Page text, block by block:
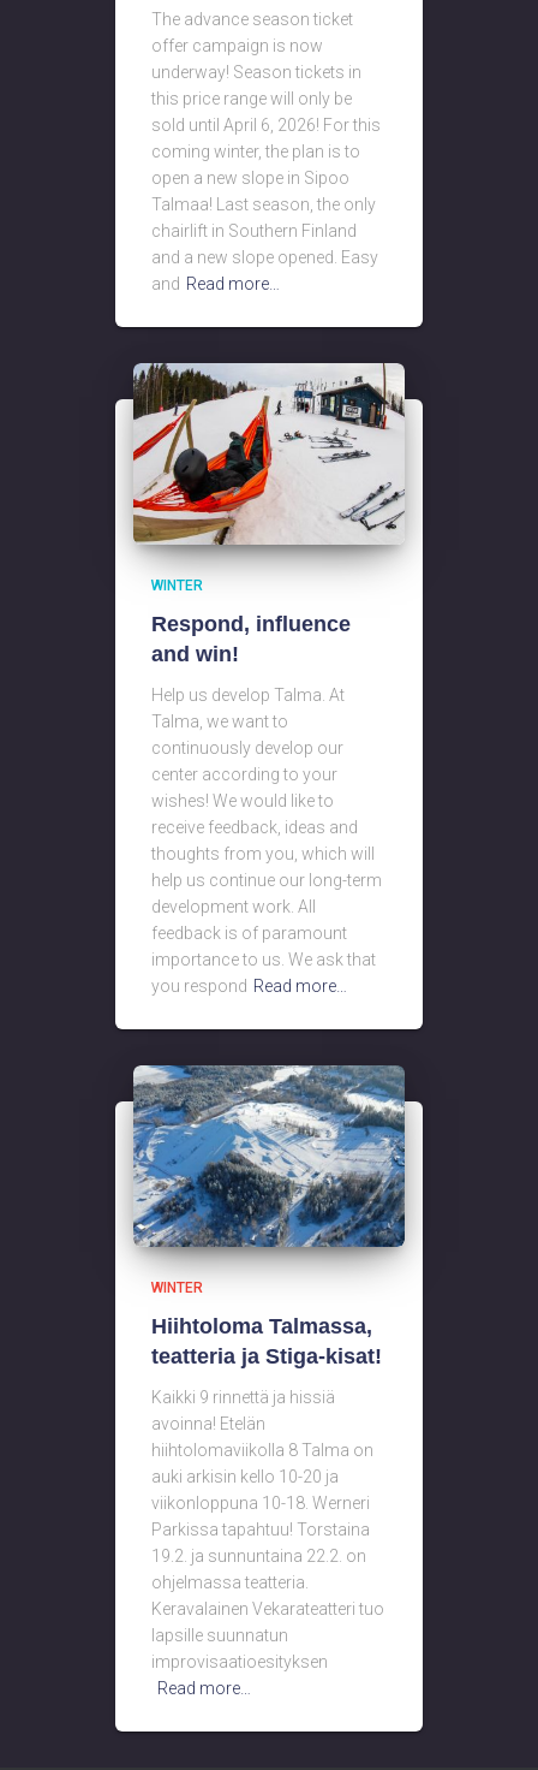
The advance season ticket
offer campaign is now
underway! Season tickets in
this price range will only be
sold until April 6, 2026! For this
coming winter, the plan is to
open a new slope in Sipoo
Talmaa! Last season, the only
chairlift in Southern Finland
and a new slope opened. Easy
and Read more…
WINTER
Respond, influence
and win!
Help us develop Talma. At
Talma, we want to
continuously develop our
center according to your
wishes! We would like to
receive feedback, ideas and
thoughts from you, which will
help us continue our long-term
development work. All
feedback is of paramount
importance to us. We ask that
you respond Read more…
WINTER
Hiihtoloma Talmassa,
teatteria ja Stiga-kisat!
Kaikki 9 rinnettä ja hissiä
avoinna! Etelän
hiihtolomaviikolla 8 Talma on
auki arkisin kello 10-20 ja
viikonloppuna 10-18. Werneri
Parkissa tapahtuu! Torstaina
19.2. ja sunnuntaina 22.2. on
ohjelmassa teatteria.
Keravalainen Vekarateatteri tuo
lapsille suunnatun
improvisaatioesityksen
Read more…